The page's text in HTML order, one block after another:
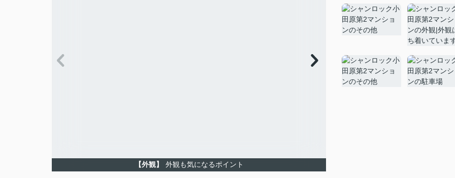
【外観】 外観も気になるポイント